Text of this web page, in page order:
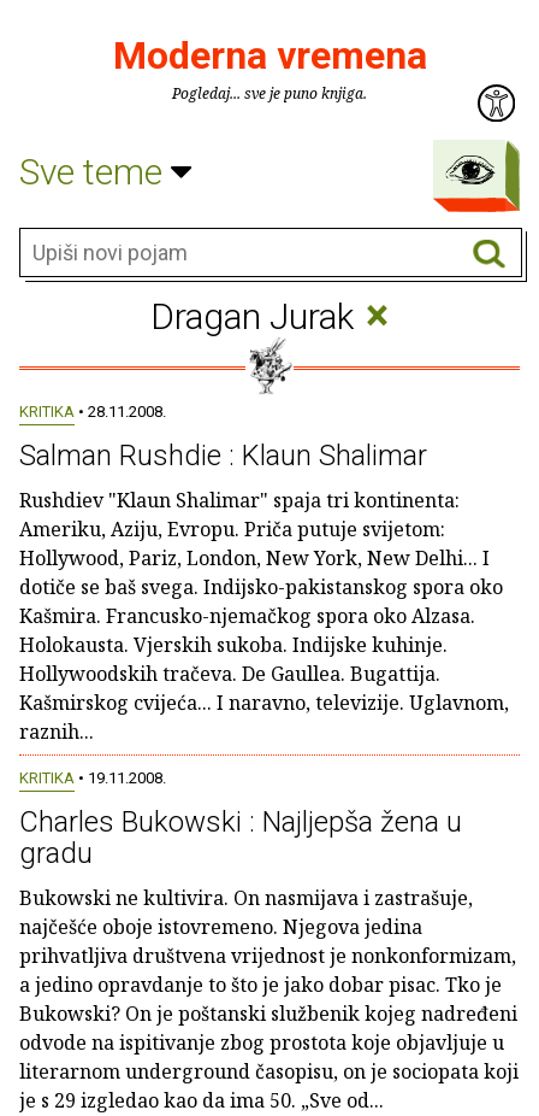
Moderna vremena
Pogledaj... sve je puno knjiga.
Sve teme
Dragan Jurak ×
KRITIKA • 28.11.2008.
Salman Rushdie : Klaun Shalimar
Rushdiev "Klaun Shalimar" spaja tri kontinenta:
Ameriku, Aziju, Evropu. Priča putuje svijetom:
Hollywood, Pariz, London, New York, New Delhi... I
dotiče se baš svega. Indijsko-pakistanskog spora oko
Kašmira. Francusko-njemačkog spora oko Alzasa.
Holokausta. Vjerskih sukoba. Indijske kuhinje.
Hollywoodskih tračeva. De Gaullea. Bugattija.
Kašmirskog cvijeća... I naravno, televizije. Uglavnom,
raznih...
KRITIKA • 19.11.2008.
Charles Bukowski : Najljepša žena u
gradu
Bukowski ne kultivira. On nasmijava i zastrašuje,
najčešće oboje istovremeno. Njegova jedina
prihvatljiva društvena vrijednost je nonkonformizam,
a jedino opravdanje to što je jako dobar pisac. Tko je
Bukowski? On je poštanski službenik kojeg nadređeni
odvode na ispitivanje zbog prostota koje objavljuje u
literarnom underground časopisu, on je sociopata koji
je s 29 izgledao kao da ima 50. „Sve od...